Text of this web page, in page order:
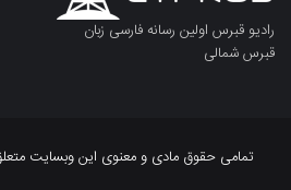
رادیو قبرس اولین رسانه فارسی زبان
قبرس شمالی
تمامی حقوق مادی و معنوی این وبسایت